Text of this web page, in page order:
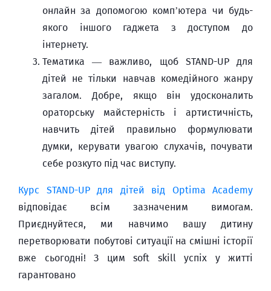
онлайн за допомогою комп’ютера чи будь-
якого іншого гаджета з доступом до
інтернету.
Тематика — важливо, щоб STAND-UP для
дітей не тільки навчав комедійного жанру
загалом. Добре, якщо він удосконалить
ораторську майстерність і артистичність,
навчить дітей правильно формулювати
думки, керувати увагою слухачів, почувати
себе розкуто під час виступу.
Курс STAND-UP для дітей від Optima Academy
відповідає всім зазначеним вимогам.
Приєднуйтеся, ми навчимо вашу дитину
перетворювати побутові ситуації на смішні історії
вже сьогодні! З цим soft skill успіх у житті
гарантовано